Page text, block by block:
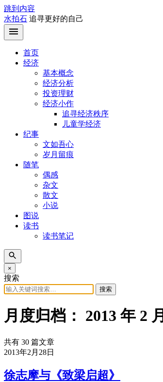
跳到内容
水拍石 追寻更好的自己
首页
经济
基本概念
经济分析
投资理财
经济小作
追寻经济秩序
儿童学经济
纪事
文如吾心
岁月留痕
随笔
偶感
杂文
散文
小说
图说
读书
读书笔记
×
搜索
搜索
月度归档： 2013 年 2 月
共有 30 篇文章
2013年2月28日
徐志摩与《致梁启超》